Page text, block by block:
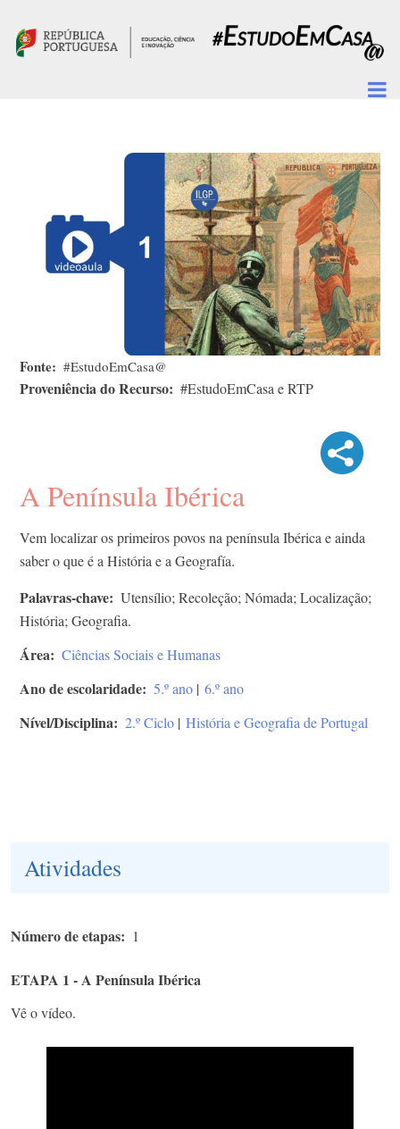
Fonte #EstudoEmCasa@
Proveniência do Recurso #EstudoEmCasa e RTP
A Península Ibérica
Vem localizar os primeiros povos na península Ibérica e ainda
saber o que é a História e a Geografía.
Palavras-chave
Utensílio; Recoleção; Nómada; Localização;
História; Geografia.
Área Ciências Sociais e Humanas
Ano de escolaridade 5.º ano | 6.º ano
Nível/Disciplina 2.º Ciclo | História e Geografia de Portugal
Atividades
Número de etapas 1
ETAPA 1 - A Península Ibérica
Vê o vídeo.